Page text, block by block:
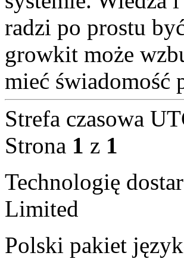
radzi po prostu
growkit może
mieć świadomość
Strefa czasowa
Strona 1 z 1
Technologię
Limited
Polski pakiet